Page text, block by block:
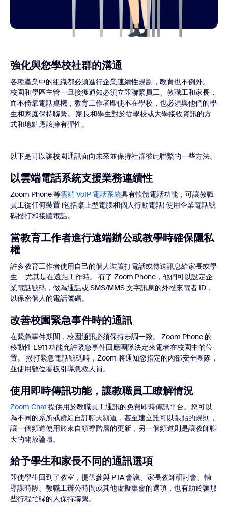
強化與您學校社群的溝通
各種產業中的組織都必須進行企業連續性規劃，教育也不例外。
校園和學區主管一旦接獲通知必須立即聯繫員工、教職工和家長，
而不倚靠電話桌機，教育工作者即使不在學校，也必須與他們的學
生和家庭保持聯繫。 家長和學生對於從學校或大學接收資訊的方
式和地點應該擁有彈性。
以下是可以讓校園通訊面向未來並保持社群彼此聯繫的一些方法。
以雲端電話系統支援業務連續性
Zoom Phone 等雲端 VoIP 電話系統具有軟體電話功能，可讓教職
員工從任何裝置 (包括桌上型電腦和個人行動電話) 使用企業電話號
碼撥打和接聽電話。
當教育工作者進行遠端辦公或教學時確保隱私
權
許多教育工作者使用自己的個人裝置打電話或傳送訊息給家長或學
生 ─ 尤其是在遠距工作時。 有了 Zoom Phone，他們可以設定企
業電話號碼，做為通話或 SMS/MMS 文字訊息的外撥來電者 ID，
以保密個人的電話號碼。
改善校園緊急事件時的通訊
在緊急事件期間，校園通訊必須保持步調一致。 Zoom Phone 的
移動性 E911 功能允許緊急事件回應團隊決定來電者在校園中的位
置。 撥打緊急電話號碼時，Zoom 將通知您指定的內部安全團隊，
並使用數位看板引導急救人員。
使用即時傳訊功能，讓教職員工瞭解情況
Zoom Chat 提供用於教職員工通訊的免費即時傳訊平台。您可以
為不同的系所或群組自訂聊天頻道，甚至建立誰可以張貼的規則，
讓一個頻道使用於來自領導階層的更新，另一個頻道則是讓教師聊
天的開放論壇。
給予學生和家長不同的通訊選項
即使學生回到了教室，提供參與 PTA 會議、家長教師研討會、輔
導課時段、教職工辦公時間或其他虛擬集會的選項，也有助於讓那
些行程忙碌的人保持聯繫。